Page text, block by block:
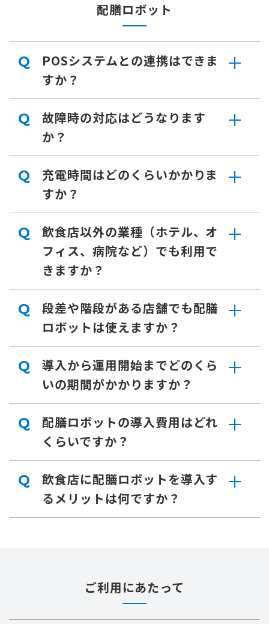
配膳ロボット
Q
POSシステムとの連携はできま
すか？
Q
故障時の対応はどうなります
か？
Q
充電時間はどのくらいかかりま
すか？
Q
飲食店以外の業種（ホテル、オ
フィス、病院など）でも利用で
きますか？
Q
段差や階段がある店舗でも配膳
ロボットは使えますか？
Q
導入から運用開始までどのくら
いの期間がかかりますか？
Q
配膳ロボットの導入費用はどれ
くらいですか？
Q
飲食店に配膳ロボットを導入す
るメリットは何ですか？
ご利用にあたって